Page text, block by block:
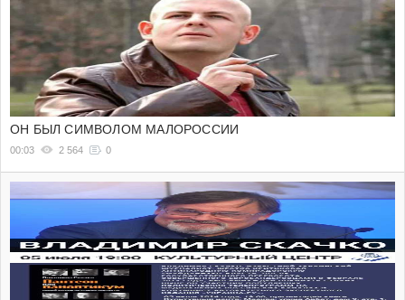
ОН БЫЛ СИМВОЛОМ МАЛОРОССИИ
00:03 2 564 0